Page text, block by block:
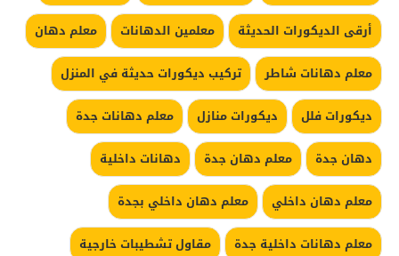
أرقى الديكورات الحديثة
معلمين الدهانات
معلم دهان
معلم دهانات شاطر
تركيب ديكورات حديثة في المنزل
ديكورات فلل
ديكورات منازل
معلم دهانات جدة
دهان جدة
معلم دهان جدة
دهانات داخلية
معلم دهان داخلي
معلم دهان داخلي بجدة
معلم دهانات داخلية جدة
مقاول تشطيبات خارجية